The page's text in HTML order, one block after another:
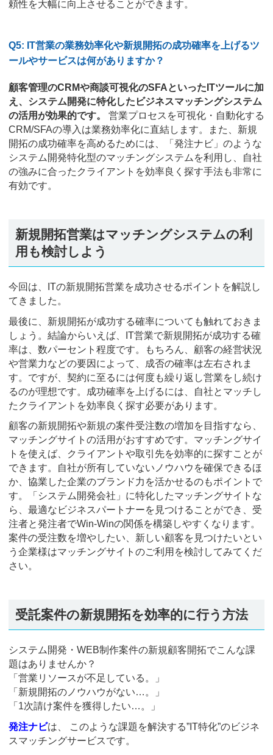
頼性を大幅に向上させることができます。
Q5: IT営業の業務効率化や新規開拓の成功確率を上げるツ
ールやサービスは何がありますか？
顧客管理のCRMや商談可視化のSFAといったITツールに加
え、システム開発に特化したビジネスマッチングシステム
の活用が効果的です。
営業プロセスを可視化・自動化する
CRM/SFAの導入は業務効率化に直結します。また、新規
開拓の成功確率を高めるためには、「発注ナビ」のような
システム開発特化型のマッチングシステムを利用し、自社
の強みに合ったクライアントを効率良く探す手法も非常に
有効です。
新規開拓営業はマッチングシステムの利
用も検討しよう
今回は、ITの新規開拓営業を成功させるポイントを解説し
てきました。
最後に、新規開拓が成功する確率についても触れておきま
しょう。結論からいえば、IT営業で新規開拓が成功する確
率は、数パーセント程度です。もちろん、顧客の経営状況
や営業力などの要因によって、成否の確率は左右されま
す。ですが、契約に至るには何度も繰り返し営業をし続け
るのが理想です。成功確率を上げるには、自社とマッチし
たクライアントを効率良く探す必要があります。
顧客の新規開拓や新規の案件受注数の増加を目指すなら、
マッチングサイトの活用がおすすめです。マッチングサイ
トを使えば、クライアントや取引先を効率的に探すことが
できます。自社が所有していないノウハウを確保できるほ
か、協業した企業のブランド力を活かせるのもポイントで
す。「システム開発会社」に特化したマッチングサイトな
ら、最適なビジネスパートナーを見つけることができ、受
注者と発注者でWin-Winの関係を構築しやすくなります。
案件の受注数を増やしたい、新しい顧客を見つけたいとい
う企業様はマッチングサイトのご利用を検討してみてくだ
さい。
受託案件の新規開拓を効率的に行う方法
システム開発・WEB制作案件の新規顧客開拓でこんな課
題はありませんか？
「営業リソースが不足している。」
「新規開拓のノウハウがない…。」
「1次請け案件を獲得したい…。」
発注ナビは、 このような課題を解決する”IT特化”のビジネ
スマッチングサービスです。